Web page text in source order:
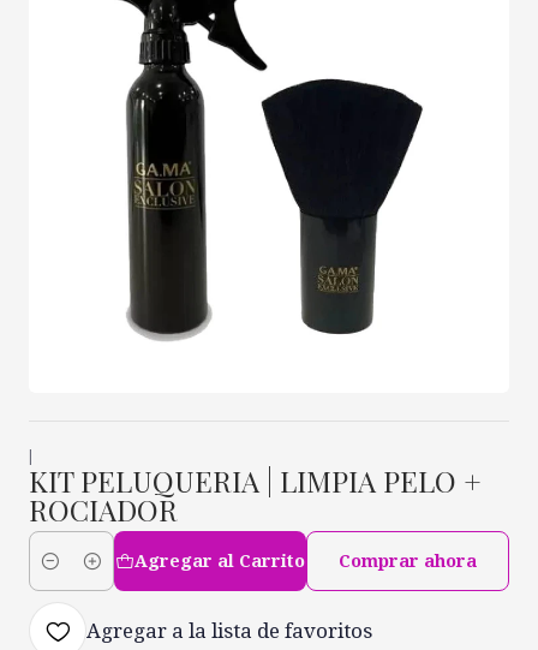
KIT PELUQUERIA | LIMPIA PELO +
ROCIADOR
Cantidad
Agregar al Carrito Comprar ahora
Agregar a la lista de favoritos